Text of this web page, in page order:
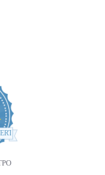
4.7
star
rating